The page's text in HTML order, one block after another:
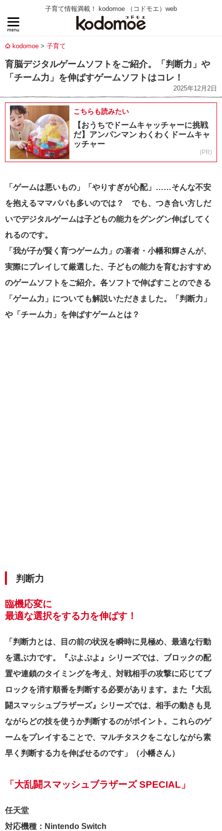
子育て情報満載！ kodomoe （コドモエ）web
kodomoe 子育て
育脳デジタルゲームソフトをご紹介。「判断力」や
「チーム力」を伸ばすゲームソフトはコレ！
2025年12月2日
こちらも読みたい
【おうちでドームキャッチャーに挑戦
だ】アンパンマン わくわくドームキャ
ッチャー
(PR)
「ゲームは悪いもの」「やりすぎが心配」……そんな不安
を抱えるママパパも多いのでは？ でも、つき合い方しだ
いでデジタルゲームは子どもの能力をグングン伸ばしてく
れるのです。
「我が子が賢く育つゲーム力」の著者・小幡和輝さんが、
実際にプレイして厳選した、子どもの能力を育むおすすめ
のゲームソフトをご紹介。各ソフトで伸ばすことのできる
「ゲーム力」についても解説いただきました。「判断力」
や「チーム力」を伸ばすゲームとは？
判断力
臨機応変に
最適な選択をする力を伸ばす！
「判断力とは、目の前の状況を瞬時に見極め、最適な行動
を選ぶ力です。『ぷよぷよ』シリーズでは、ブロックの配
置や連鎖のタイミングを考え、対戦相手の攻撃に応じてブ
ロックを消す順番を判断する必要があります。また『大乱
闘スマッシュブラザーズ』シリーズでは、相手の動きも見
ながらどの技を使うか判断するのがポイント。これらのゲ
ームをプレイすることで、マルチタスクをこなしながら素
早く判断する力を伸ばせるのです」（小幡さん）
「大乱闘スマッシュブラザーズ SPECIAL」
任天堂
対応機種：Nintendo Switch